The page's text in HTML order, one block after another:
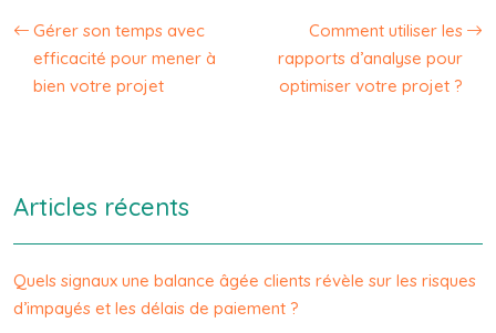
Gérer son temps avec
efficacité pour mener à
bien votre projet
Comment utiliser les
rapports d’analyse pour
optimiser votre projet ?
Articles récents
Quels signaux une balance âgée clients révèle sur les risques
d’impayés et les délais de paiement ?